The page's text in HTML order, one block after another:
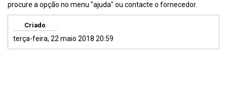
procure a opção no menu "ajuda" ou contacte o fornecedor.
Criado
terça-feira, 22 maio 2018 20:59